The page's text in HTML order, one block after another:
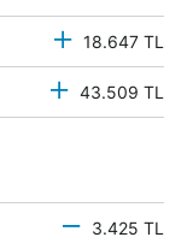
18.647 TL
43.509 TL
3.425 TL